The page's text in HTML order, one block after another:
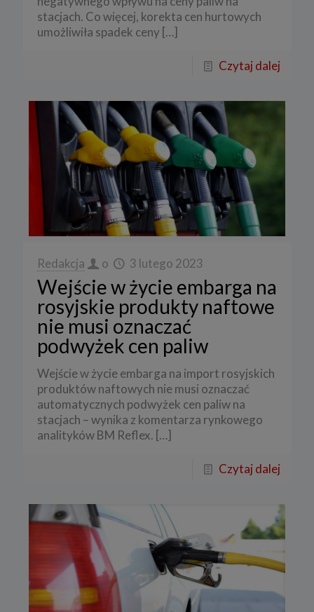
stacjach. Co więcej, korekta cen hurtowych
umożliwiła spadek ceny […]
Czytaj dalej
Redakcja o 3 lutego 2023
Wejście w życie embarga na
rosyjskie produkty naftowe
nie musi oznaczać
podwyżek cen paliw
Wejście w życie embarga na import rosyjskich
produktów naftowych nie musi oznaczać
automatycznych podwyżek cen paliw na
stacjach – wynika z komentarza rynkowego
analityków BM Reflex. […]
Czytaj dalej